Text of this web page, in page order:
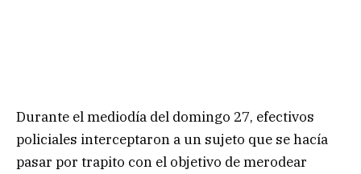
Durante el mediodía del domingo 27, efectivos
policiales interceptaron a un sujeto que se hacía
pasar por trapito con el objetivo de merodear